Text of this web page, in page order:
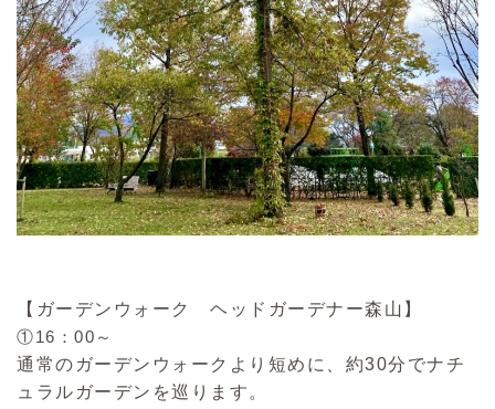
【 ガーデンウォーク ヘッドガーデナー森山 】
①16：00～
通常のガーデンウォークより短めに、約30分でナチ
ュラルガーデンを巡ります。